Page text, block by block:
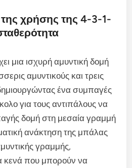
χρήσης της 4-3-1-
μια ισχυρή αμυντική δομή
αμυντικούς και τρεις
ένα συμπαγές
για τους αντιπάλους να
δομή στη μεσαία γραμμή
ανάκτηση της μπάλας
γραμμής,
κενά που μπορούν να